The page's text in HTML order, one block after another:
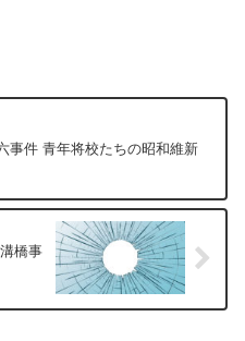
事件 青年将校たちの昭和維新
橋事